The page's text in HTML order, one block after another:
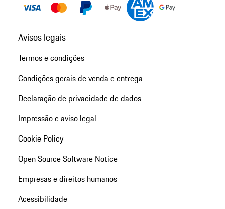
Avisos legais
Termos e condições
Condições gerais de venda e entrega
Declaração de privacidade de dados
Impressão e aviso legal
Cookie Policy
Open Source Software Notice
Empresas e direitos humanos
Acessibilidade